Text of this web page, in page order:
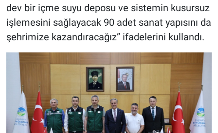
dev bir içme suyu deposu ve sistemin kusursuz
işlemesini sağlayacak 90 adet sanat yapısını da
şehrimize kazandıracağız” ifadelerini kullandı.